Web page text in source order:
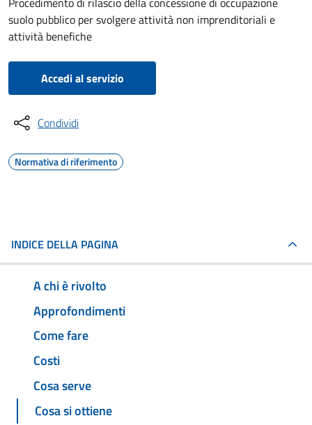
suolo pubblico per svolgere attività non imprenditoriali e
attività benefiche
Accedi al servizio
Condividi
Normativa di riferimento
INDICE DELLA PAGINA
A chi è rivolto
Approfondimenti
Come fare
Costi
Cosa serve
Cosa si ottiene